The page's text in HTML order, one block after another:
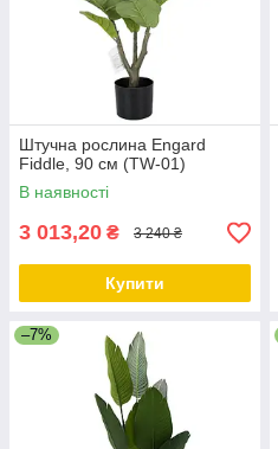
Штучна рослина Engard
Fiddle, 90 см (TW-01)
В наявності
3 013,20 ₴ 3 240 ₴
Купити
–7%